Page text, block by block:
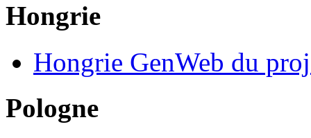
Hongrie
Hongrie GenWeb du
Pologne